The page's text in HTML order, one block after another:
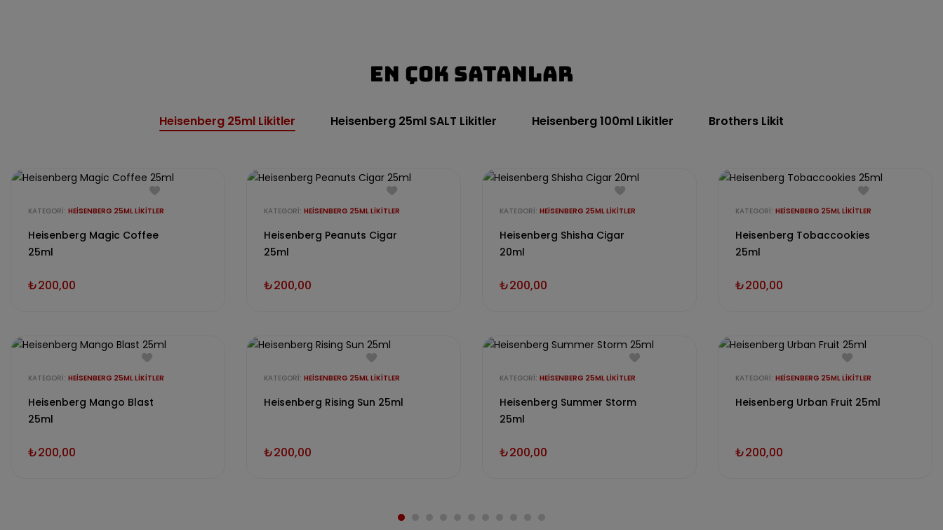
En Çok Satanlar
Heisenberg 25ml Likitler Heisenberg 25ml SALT Likitler Heisenberg 100ml Likitler Brothers Likit
KATEGORI: HEISENBERG 25ML LIKITLER
Heisenberg Magic Coffee
25ml
₺200,00
KATEGORI: HEISENBERG 25ML LIKITLER
Heisenberg Mango Blast
25ml
₺200,00
KATEGORI: HEISENBERG 25ML LIKITLER
Heisenberg Peanuts Cigar
25ml
₺200,00
KATEGORI: HEISENBERG 25ML LIKITLER
Heisenberg Rising Sun 25ml
₺200,00
KATEGORI: HEISENBERG 25ML LIKITLER
Heisenberg Shisha Cigar
20ml
₺200,00
KATEGORI: HEISENBERG 25ML LIKITLER
Heisenberg Summer Storm
25ml
₺200,00
KATEGORI: HEISENBERG 25ML LIKITLER
Heisenberg Tobaccookies
25ml
₺200,00
KATEGORI: HEISENBERG 25ML LIKITLER
Heisenberg Urban Fruit 25ml
₺200,00